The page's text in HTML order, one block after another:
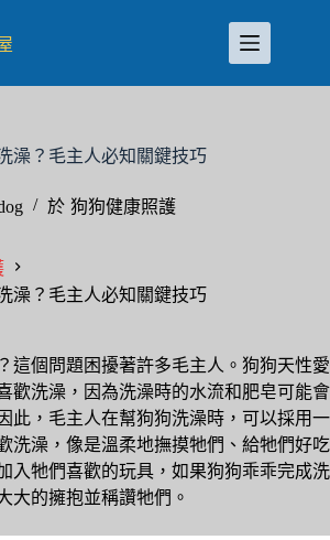
澡？毛主人必知關鍵技巧
於 狗狗健康照護
澡？毛主人必知關鍵技巧
這個問題困擾著許多毛主人。狗狗天性愛
歡洗澡，因為洗澡時的水流和肥皂可能會
此，毛主人在幫狗狗洗澡時，可以採用一
洗澡，像是溫柔地撫摸牠們、給牠們好吃
入牠們喜歡的玩具，如果狗狗乖乖完成洗
大的擁抱並稱讚牠們。